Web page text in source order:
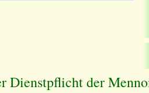
Dienstpflicht der